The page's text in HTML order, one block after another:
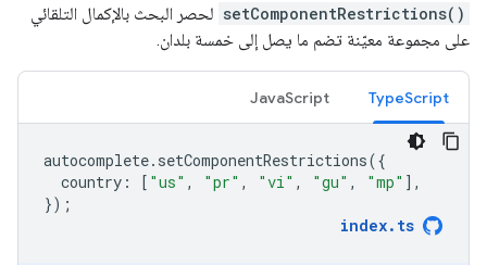
setComponentRestrictions() لحصر البحث بالإكمال التلقائي
على مجموعة معيّنة تضم ما يصل إلى خمسة بلدان.
TypeScript
JavaScript
autocomplete. setComponentRestrictions({
country : [ "us" , "pr" , "vi" , "gu" , "mp" ],
});
index. ts